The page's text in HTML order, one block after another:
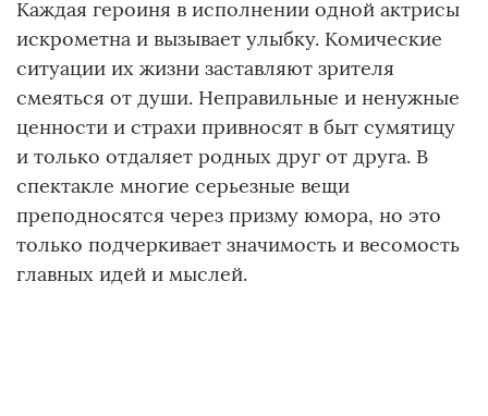
Каждая героиня в исполнении одной актрисы
искрометна и вызывает улыбку. Комические
ситуации их жизни заставляют зрителя
смеяться от души. Неправильные и ненужные
ценности и страхи привносят в быт сумятицу
и только отдаляет родных друг от друга. В
спектакле многие серьезные вещи
преподносятся через призму юмора, но это
только подчеркивает значимость и весомость
главных идей и мыслей.